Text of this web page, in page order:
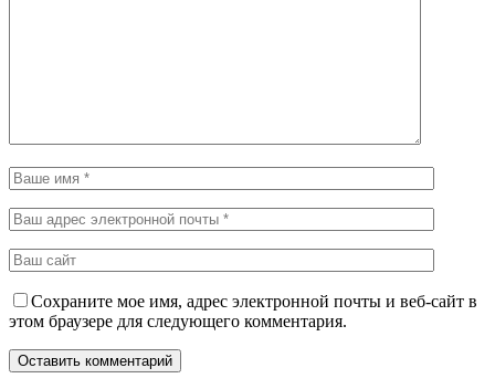
Сохраните мое имя, адрес электронной почты и веб-сайт в
этом браузере для следующего комментария.